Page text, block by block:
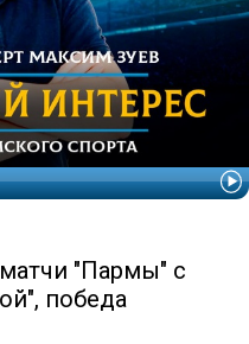
"Пармы" с
победа